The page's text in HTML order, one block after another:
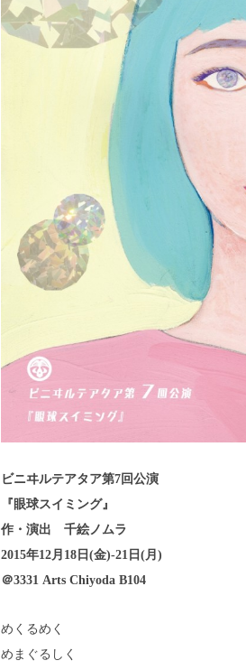
ビニヰルテアタア第7回公演
『眼球スイミング』
作・演出 千絵ノムラ
2015年12月18日(金)-21日(月)
＠3331 Arts Chiyoda B104
めくるめく
めまぐるしく